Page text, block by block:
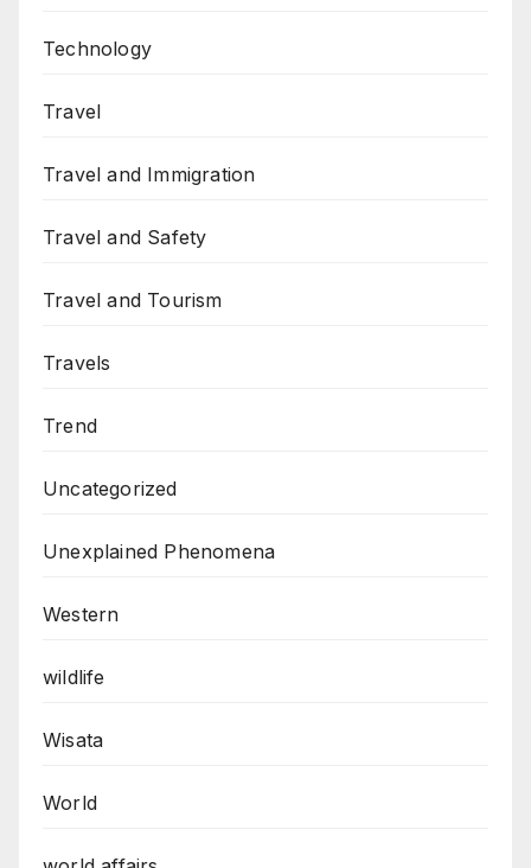
Technology
Travel
Travel and Immigration
Travel and Safety
Travel and Tourism
Travels
Trend
Uncategorized
Unexplained Phenomena
Western
wildlife
Wisata
World